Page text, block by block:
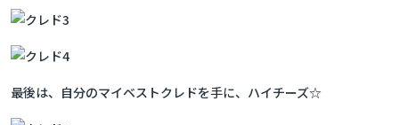
最後は、自分のマイベストクレドを手に、ハイチーズ☆